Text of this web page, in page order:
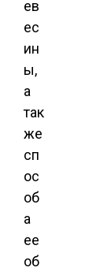
ев
ес
ин
ы,
а
так
же
сп
ос
об
а
ее
об